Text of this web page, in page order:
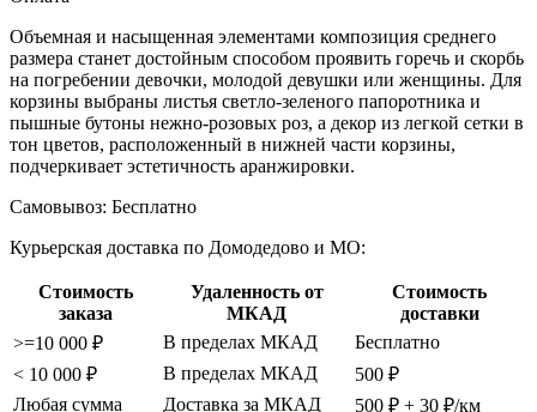
Объемная и насыщенная элементами композиция среднего
размера станет достойным способом проявить горечь и скорбь
на погребении девочки, молодой девушки или женщины. Для
корзины выбраны листья светло-зеленого папоротника и
пышные бутоны нежно-розовых роз, а декор из легкой сетки в
тон цветов, расположенный в нижней части корзины,
подчеркивает эстетичность аранжировки.
Самовывоз: Бесплатно
Курьерская доставка по Домодедово и МО:
Стоимость
заказа
Удаленность от
МКАД
Стоимость
доставки
>=10 000 ₽
В пределах МКАД
Бесплатно
< 10 000 ₽
В пределах МКАД
500 ₽
Любая сумма
Доставка за МКАД 500 ₽ + 30 ₽/км